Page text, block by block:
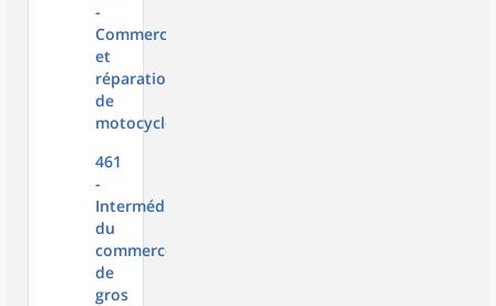
-
Commerce
et
réparation
de
motocycles
461
-
Intermédiaires
du
commerce
de
gros